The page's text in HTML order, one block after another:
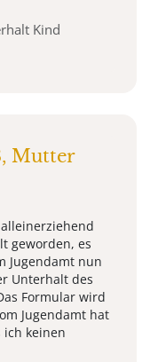
Kind
Mutter
geworden, es
Jugendamt nun
Unterhalt des
Formular wird
Jugendamt hat
ich keinen